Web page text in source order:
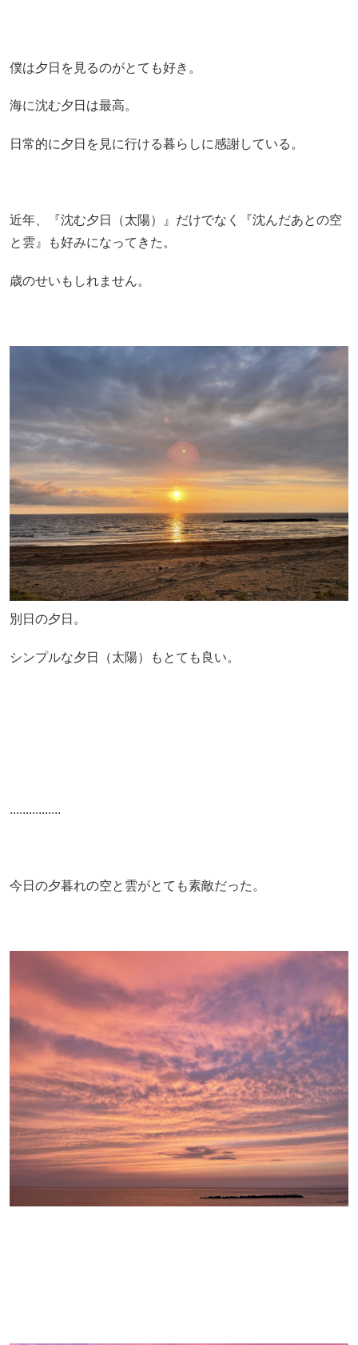
僕は夕日を見るのがとても好き。
海に沈む夕日は最高。
日常的に夕日を見に行ける暮らしに感謝している。
近年、『沈む夕日（太陽）』だけでなく『沈んだあとの空
と雲』も好みになってきた。
歳のせいもしれません。
別日の夕日。
シンプルな夕日（太陽）もとても良い。
................
今日の夕暮れの空と雲がとても素敵だった。